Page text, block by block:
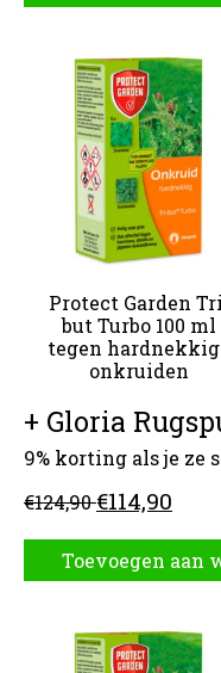
Carrousel van
Protect Garden
but Turbo 100 ml
tegen
onkruiden
+ Gloria
9% korting als je ze
€124,90€114,90
Toevoegen aan
Carrousel van